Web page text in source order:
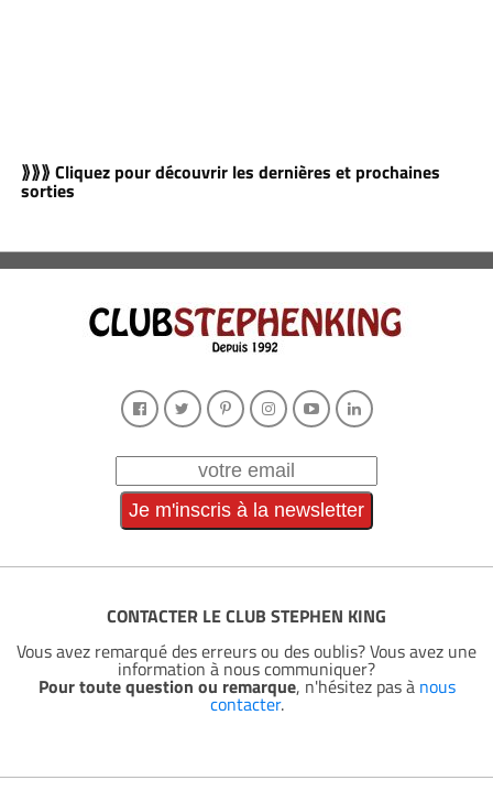
⟫⟫⟫ Cliquez pour découvrir les dernières et prochaines
sorties
CONTACTER LE CLUB STEPHEN KING
Vous avez remarqué des erreurs ou des oublis? Vous avez une
information à nous communiquer?
Pour toute question ou remarque, n'hésitez pas à nous
contacter.